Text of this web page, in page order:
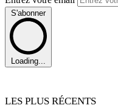
S'abonner
Loading...
LES PLUS RÉCENTS